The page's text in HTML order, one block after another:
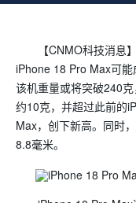
【CNMO科技消息】
iPhone 18 Pro Max可能
该机重量或将突破240
约10克，并超过此前的
Max，创下新高。同时
8.8毫米。